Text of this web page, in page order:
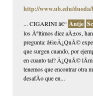
http://www.ub.edu/
... CIGARINI â€“ Antje
los Ãºltimos diez aÃ±os,
pregunta: â€œÂ¿QuÃ©
que surgen cuando, por
en cuanto tal? Â¿QuÃ©
tenemos que encontrar otra
desafÃ­o que en...